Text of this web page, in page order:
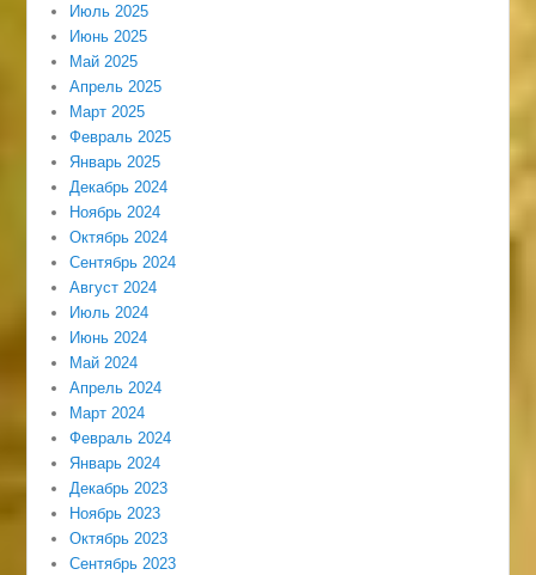
Июль 2025
Июнь 2025
Май 2025
Апрель 2025
Март 2025
Февраль 2025
Январь 2025
Декабрь 2024
Ноябрь 2024
Октябрь 2024
Сентябрь 2024
Август 2024
Июль 2024
Июнь 2024
Май 2024
Апрель 2024
Март 2024
Февраль 2024
Январь 2024
Декабрь 2023
Ноябрь 2023
Октябрь 2023
Сентябрь 2023